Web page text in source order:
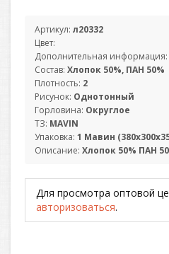
Артикул: л20332
Цвет:
Дополнительная информация:
Состав: Хлопок 50%, ПАН 50%
Плотность: 2
Рисунок: Однотонный
Горловина: Округлое
ТЗ: MAVIN
Упаковка: 1 Мавин
Описание: Хлопок 50% ПАН
Для просмотра оптовой
авторизоваться.